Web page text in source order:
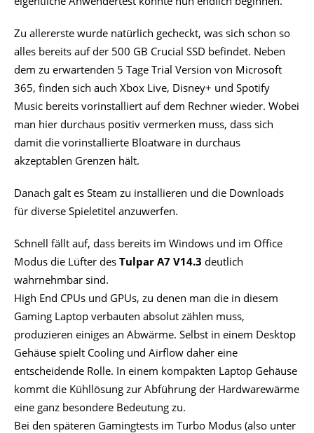
Zu allererste wurde natürlich gecheckt, was sich schon so
alles bereits auf der 500 GB Crucial SSD befindet. Neben
dem zu erwartenden 5 Tage Trial Version von Microsoft
365, finden sich auch Xbox Live, Disney+ und Spotify
Music bereits vorinstalliert auf dem Rechner wieder. Wobei
man hier durchaus positiv vermerken muss, dass sich
damit die vorinstallierte Bloatware in durchaus
akzeptablen Grenzen hält.
Danach galt es Steam zu installieren und die Downloads
für diverse Spieletitel anzuwerfen.
Schnell fällt auf, dass bereits im Windows und im Office
Modus die Lüfter des Tulpar A7 V14.3 deutlich
wahrnehmbar sind.
High End CPUs und GPUs, zu denen man die in diesem
Gaming Laptop verbauten absolut zählen muss,
produzieren einiges an Abwärme. Selbst in einem Desktop
Gehäuse spielt Cooling und Airflow daher eine
entscheidende Rolle. In einem kompakten Laptop Gehäuse
kommt die Kühllösung zur Abführung der Hardwarewärme
eine ganz besondere Bedeutung zu.
Bei den späteren Gamingtests im Turbo Modus (also unter